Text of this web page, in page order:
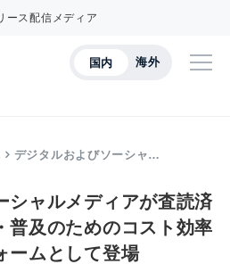
ース配信メディア
国内 海外
デジタルおよびソーシャ…
シャルメディアが査読済
普及のためのコスト効率
ームとして登場